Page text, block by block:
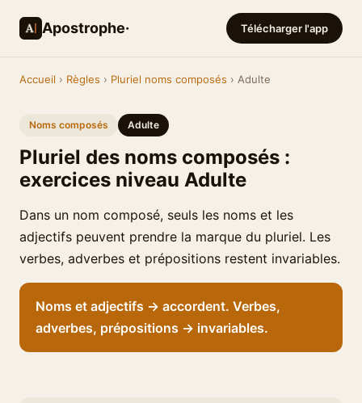
Apostrophe· Télécharger l'app
Accueil › Règles › Pluriel noms composés › Adulte
Noms composés Adulte
Pluriel des noms composés :
exercices niveau Adulte
Dans un nom composé, seuls les noms et les
adjectifs peuvent prendre la marque du pluriel. Les
verbes, adverbes et prépositions restent invariables.
Noms et adjectifs → accordent. Verbes,
adverbes, prépositions → invariables.